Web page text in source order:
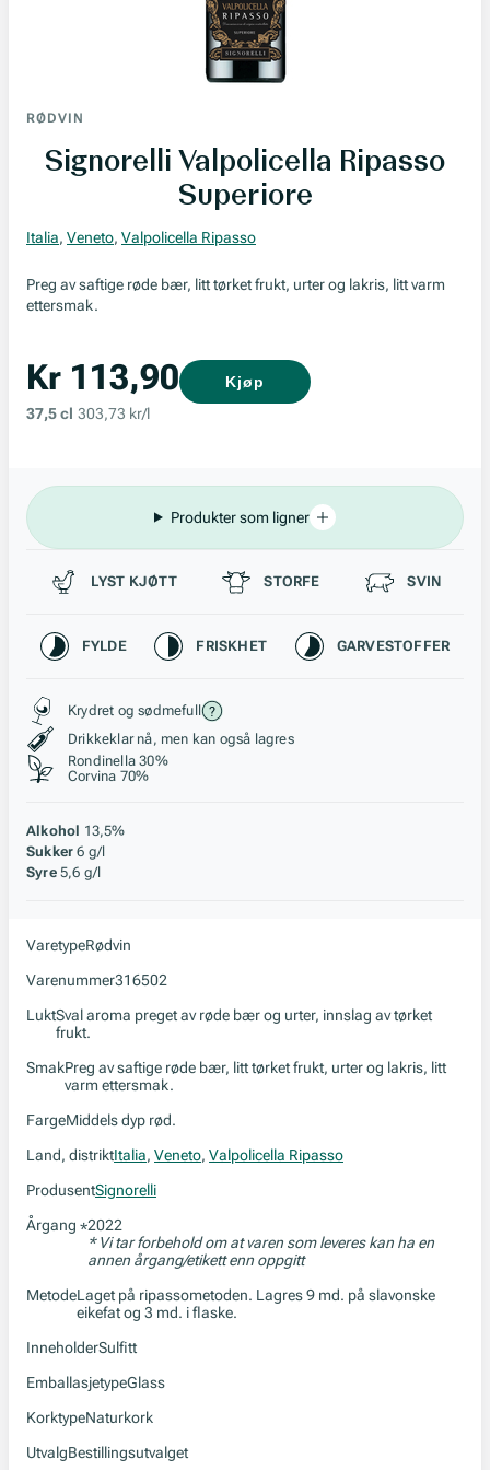
RØDVIN
Signorelli Valpolicella Ripasso
Superiore
Italia, Veneto, Valpolicella Ripasso
Preg av saftige røde bær, litt tørket frukt, urter og lakris, litt varm
ettersmak.
Kr 113,90
37,5 cl 303,73 kr/l
Kjøp
Produkter som ligner
Passer til
LYST KJØTT STORFE SVIN
Karakteristikk
FYLDE FRISKHET GARVESTOFFER
Stil, lagring og råstoff
Krydret og sødmefull
Drikkeklar nå, men kan også lagres
Rondinella 30%
Corvina 70%
Alkohol 13,5%
Sukker 6 g/l
Syre 5,6 g/l
VaretypeRødvin
Varenummer316502
LuktSval aroma preget av røde bær og urter, innslag av tørket
frukt.
SmakPreg av saftige røde bær, litt tørket frukt, urter og lakris, litt
varm ettersmak.
FargeMiddels dyp rød.
Land, distriktItalia, Veneto, Valpolicella Ripasso
ProdusentSignorelli
Årgang *2022
* Vi tar forbehold om at varen som leveres kan ha en
annen årgang/etikett enn oppgitt
MetodeLaget på ripassometoden. Lagres 9 md. på slavonske
eikefat og 3 md. i flaske.
InneholderSulfitt
EmballasjetypeGlass
KorktypeNaturkork
UtvalgBestillingsutvalget